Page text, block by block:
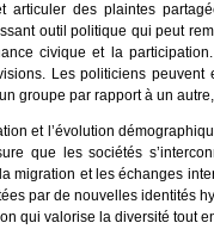
articuler des plaintes
outil politique qui peut
civique et la
Les politiciens
groupe par rapport à un
et l’évolution
que les sociétés
migration et les échanges
par de nouvelles identités
qui valorise la diversité tout